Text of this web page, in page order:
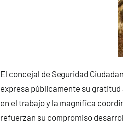
El concejal de Seguridad
expresa públicamente su gratitud
en el trabajo y la magnífica
refuerzan su compromiso